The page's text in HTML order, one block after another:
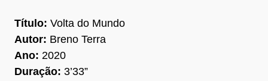
Título: Volta do Mundo
Autor: Breno Terra
Ano: 2020
Duração: 3’33”